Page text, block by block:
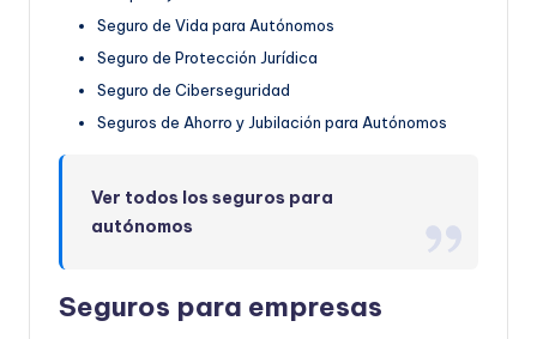
Seguro de Vida para Autónomos
Seguro de Protección Jurídica
Seguro de Ciberseguridad
Seguros de Ahorro y Jubilación para Autónomos
Ver todos los seguros para
autónomos
Seguros para empresas